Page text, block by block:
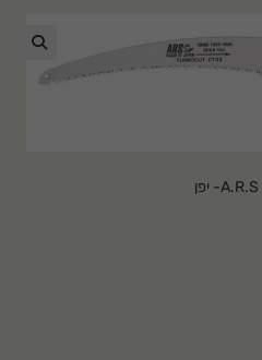
🔍
יפן